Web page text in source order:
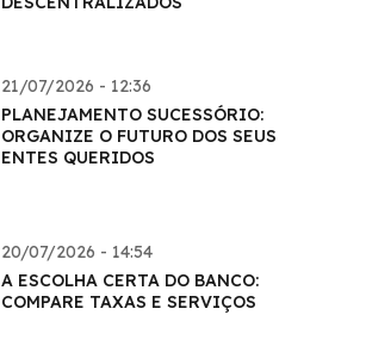
21/07/2026 - 12:36
PLANEJAMENTO SUCESSÓRIO:
ORGANIZE O FUTURO DOS SEUS
ENTES QUERIDOS
20/07/2026 - 14:54
A ESCOLHA CERTA DO BANCO:
COMPARE TAXAS E SERVIÇOS